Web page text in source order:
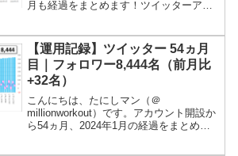
月も経過をまとめます！ツイッターアカ
照します。ツイッターアカウント＠
millionwo...
【運用記録】ツイッター 54ヵ月
目｜フォロワー8,444名（前月比
+32名）
こんにちは、たにしマン（＠
millionworkout）です。アカウント開設か
ら54ヵ月、2024年1月の経過をまとめま